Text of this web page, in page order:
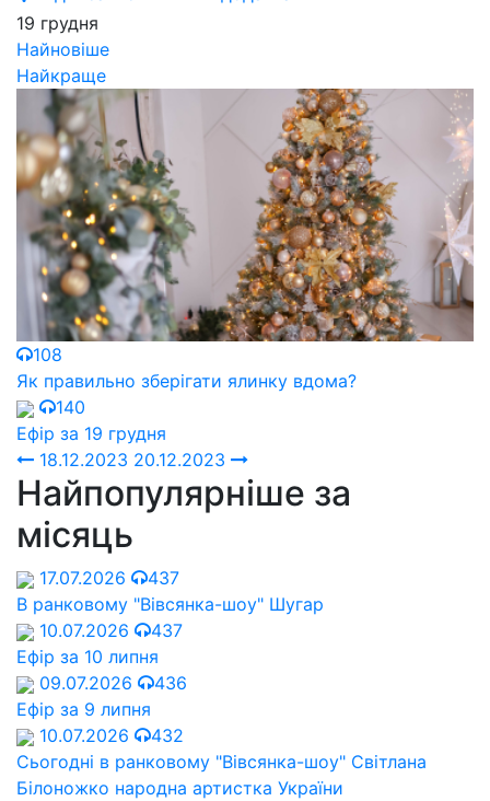
19 грудня
Найновіше
Найкраще
108
Як правильно зберігати ялинку вдома?
140
Ефір за 19 грудня
18.12.2023 20.12.2023
Найпопулярніше за
місяць
17.07.2026
437
В ранковому "Вівсянка-шоу" Шугар
10.07.2026
437
Ефір за 10 липня
09.07.2026
436
Ефір за 9 липня
10.07.2026
432
Сьогодні в ранковому "Вівсянка-шоу" Cвітлана
Білоножко народна артистка України